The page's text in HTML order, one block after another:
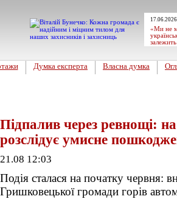
«Ми не
Думка експерта Власна думка
Підпалив через ревнощі:
розслідує умисне
21.08 12:03
Подія сталася на початку червня:
Гришковецької громади горів